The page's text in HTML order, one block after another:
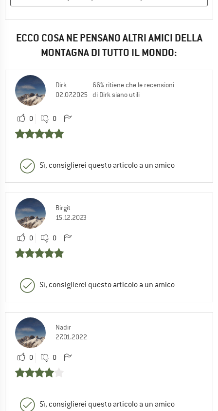
ECCO COSA NE PENSANO ALTRI AMICI DELLA
MONTAGNA DI TUTTO IL MONDO:
Dirk
02.07.2025
66% ritiene che le recensioni
di Dirk siano utili
0 0
Sì, consiglierei questo articolo a un amico
Birgit
15.12.2023
0 0
Sì, consiglierei questo articolo a un amico
Nadir
27.01.2022
0 0
Sì, consiglierei questo articolo a un amico